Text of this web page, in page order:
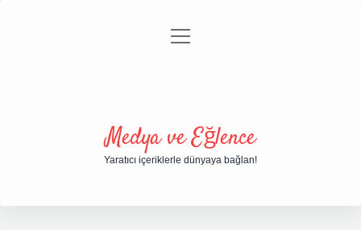
Gizlilik Politikası
menüyü
Medya ve Eğlence
Yaratıcı içeriklerle dünyaya bağlan!